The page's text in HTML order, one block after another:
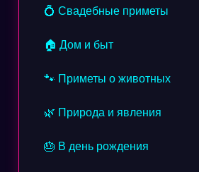
💍 Свадебные приметы
🏠 Дом и быт
🐾 Приметы о животных
🌿 Природа и явления
🎂 В день рождения